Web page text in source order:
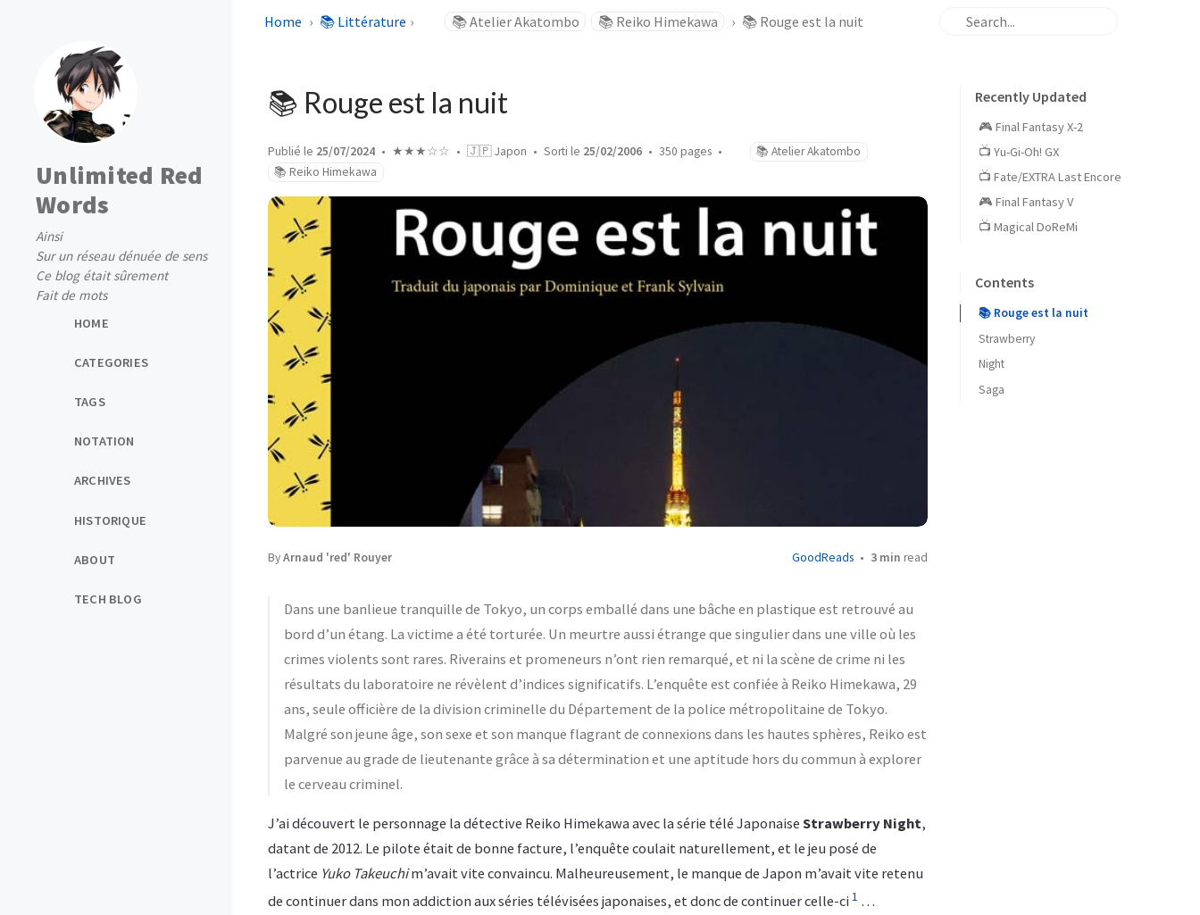
Unlimited Red
Words
Ainsi
Sur un réseau dénuée de sens
Ce blog était sûrement
Fait de mots
HOME
CATEGORIES
TAGS
NOTATION
ARCHIVES
HISTORIQUE
ABOUT
TECH BLOG
Home 📚 Littérature 📚 Atelier Akatombo 📚 Reiko Himekawa 📚 Rouge est la nuit
📚 Rouge est la nuit
Publié le 25/07/2024 ★★★☆☆ 🇯🇵 Japon Sorti le 25/02/2006 350 pages
📚 Atelier Akatombo
📚 Reiko Himekawa
ByArnaud 'red' Rouyer GoodReads 3 min read
Dans une banlieue tranquille de Tokyo, un corps emballé dans une bâche en plastique est retrouvé au
bord d’un étang. La victime a été torturée. Un meurtre aussi étrange que singulier dans une ville où les
crimes violents sont rares. Riverains et promeneurs n’ont rien remarqué, et ni la scène de crime ni les
résultats du laboratoire ne révèlent d’indices significatifs. L’enquête est confiée à Reiko Himekawa, 29
ans, seule officière de la division criminelle du Département de la police métropolitaine de Tokyo.
Malgré son jeune âge, son sexe et son manque flagrant de connexions dans les hautes sphères, Reiko est
parvenue au grade de lieutenante grâce à sa détermination et une aptitude hors du commun à explorer
le cerveau criminel.
J’ai découvert le personnage la détective Reiko Himekawa avec la série télé Japonaise Strawberry Night,
datant de 2012. Le pilote était de bonne facture, l’enquête coulait naturellement, et le jeu posé de
l’actrice Yuko Takeuchim’avait vite convaincu. Malheureusement, le manque de Japon m’avait vite retenu
de continuer dans mon addiction aux séries télévisées japonaises, et donc de continuer celle-ci 1 …
Recently Updated
🎮 Final Fantasy X-2
📺 Yu-Gi-Oh! GX
📺 Fate/EXTRA Last Encore
🎮 Final Fantasy V
📺 Magical DoReMi
Contents
📚 Rouge est la nuit
Strawberry
Night
Saga